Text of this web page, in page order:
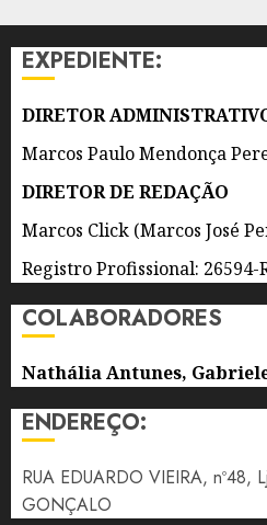
AGOSTO
DE 2026
0
EXPEDIENTE:
DIRETOR
Marcos Paulo Mendonça
DIRETOR DE REDAÇÃO
Marcos Click (Marcos José
Registro Profissional: 26594-
COLABORADORES
Nathália Antunes,
ENDEREÇO:
RUA EDUARDO VIEIRA, nº48,
GONÇALO